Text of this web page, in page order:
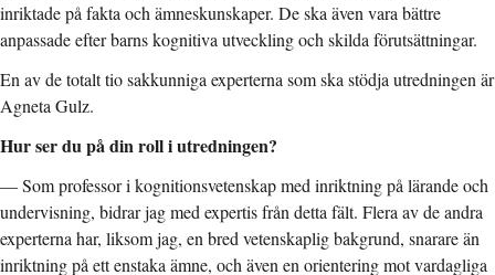
inriktade på fakta och ämneskunskaper. De ska även vara bättre
anpassade efter barns kognitiva utveckling och skilda förutsättningar.
En av de totalt tio sakkunniga experterna som ska stödja utredningen är
Agneta Gulz.
Hur ser du på din roll i utredningen?
— Som professor i kognitionsvetenskap med inriktning på lärande och
undervisning, bidrar jag med expertis från detta fält. Flera av de andra
experterna har, liksom jag, en bred vetenskaplig bakgrund, snarare än
inriktning på ett enstaka ämne, och även en orientering mot vardagliga